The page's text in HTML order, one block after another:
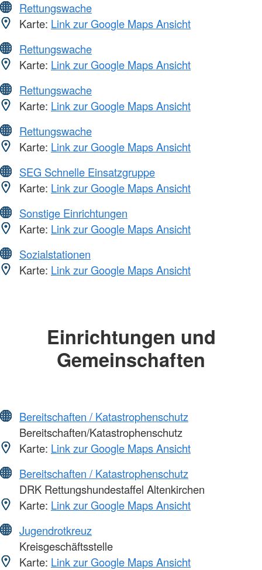
Rettungswache
Karte: Link zur Google Maps Ansicht
Rettungswache
Karte: Link zur Google Maps Ansicht
Rettungswache
Karte: Link zur Google Maps Ansicht
Rettungswache
Karte: Link zur Google Maps Ansicht
SEG Schnelle Einsatzgruppe
Karte: Link zur Google Maps Ansicht
Sonstige Einrichtungen
Karte: Link zur Google Maps Ansicht
Sozialstationen
Karte: Link zur Google Maps Ansicht
Einrichtungen und
Gemeinschaften
Bereitschaften / Katastrophenschutz
Bereitschaften/Katastrophenschutz
Karte: Link zur Google Maps Ansicht
Bereitschaften / Katastrophenschutz
DRK Rettungshundestaffel Altenkirchen
Karte: Link zur Google Maps Ansicht
Jugendrotkreuz
Kreisgeschäftsstelle
Karte: Link zur Google Maps Ansicht